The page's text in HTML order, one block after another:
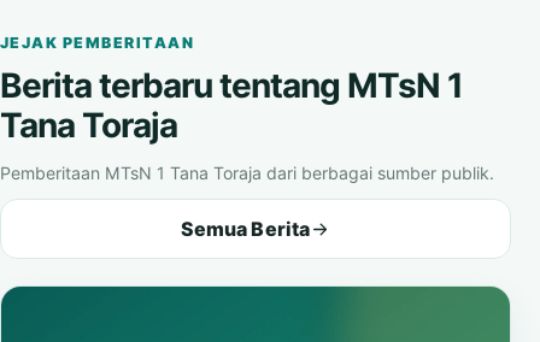
JEJAK PEMBERITAAN
Berita terbaru tentang MTsN 1
Tana Toraja
Pemberitaan MTsN 1 Tana Toraja dari berbagai sumber publik.
Semua Berita